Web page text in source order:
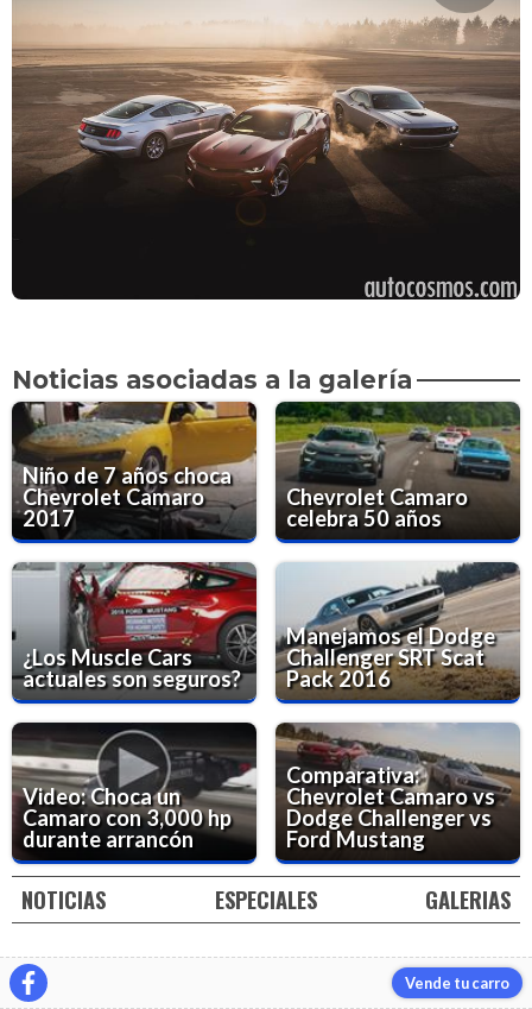
Noticias asociadas a la galería
Niño de 7 años choca
Chevrolet Camaro
2017
Chevrolet Camaro
celebra 50 años
¿Los Muscle Cars
actuales son seguros?
Manejamos el Dodge
Challenger SRT Scat
Pack 2016
Video: Choca un
Camaro con 3,000 hp
durante arrancón
Comparativa:
Chevrolet Camaro vs
Dodge Challenger vs
Ford Mustang
NOTICIAS ESPECIALES GALERIAS
Vende tu carro